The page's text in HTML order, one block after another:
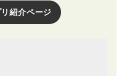
紹介ページ